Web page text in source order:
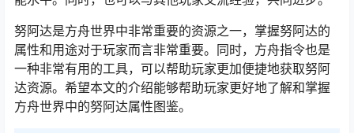
努阿达是方舟世界中非常重要的资源之一，掌握努阿达的
属性和用途对于玩家而言非常重要。同时，方舟指令也是
一种非常有用的工具，可以帮助玩家更加便捷地获取努阿
达资源。希望本文的介绍能够帮助玩家更好地了解和掌握
方舟世界中的努阿达属性图鉴。